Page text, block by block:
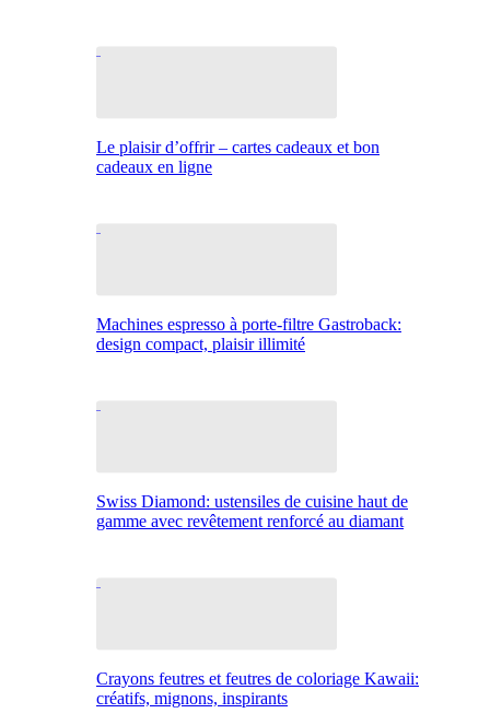
Le plaisir d’offrir – cartes cadeaux et bon
cadeaux en ligne
Machines espresso à porte-filtre Gastroback:
design compact, plaisir illimité
Swiss Diamond: ustensiles de cuisine haut de
gamme avec revêtement renforcé au diamant
Crayons feutres et feutres de coloriage Kawaii:
créatifs, mignons, inspirants